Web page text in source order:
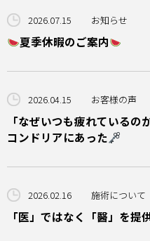
2026.07.15 お知らせ
夏季休暇のご案内
2026.04.15 お客様の声
「なぜいつも疲れている
コンドリアにあった
2026.02.16 施術について
「医」ではなく「醫」を提